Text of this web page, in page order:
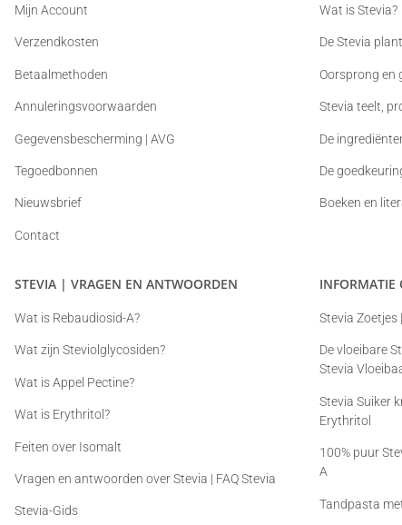
Mijn Account
Verzendkosten
Betaalmethoden
Annuleringsvoorwaarden
Gegevensbescherming | AVG
Tegoedbonnen
Nieuwsbrief
Contact
Wat is Stevia?
De Stevia
Oorsprong en
Stevia teelt,
De
De
Boeken en
STEVIA | VRAGEN EN ANTWOORDEN
Wat is Rebaudiosid-A?
Wat zijn Steviolglycosiden?
Wat is Appel Pectine?
Wat is Erythritol?
Feiten over Isomalt
Vragen en antwoorden over Stevia | FAQ Stevia
Stevia-Gids
INFORMATIE
Stevia Zoetjes
De vloeibare
Stevia
Stevia Suiker
Erythritol
100% puur
A
Tandpasta